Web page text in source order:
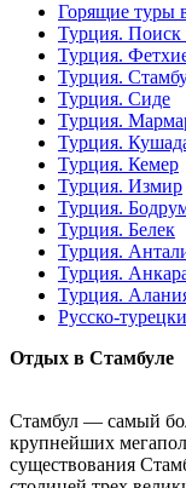
Горящие туры
Турция. Поиск
Турция.
Турция.
Турция. Сиде
Турция.
Турция.
Турция. Кемер
Турция. Измир
Турция.
Турция. Белек
Турция.
Турция.
Турция.
Русско-
Отдых в Стамбуле
Стамбул — самый
крупнейших
существования